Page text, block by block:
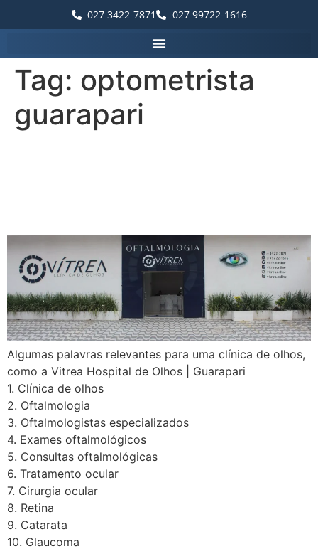
027 3422-7871 027 99722-1616
Tag: optometrista
guarapari
Algumas palavras relevantes para uma clínica de olhos,
como a Vitrea Hospital de Olhos | Guarapari
1. Clínica de olhos
2. Oftalmologia
3. Oftalmologistas especializados
4. Exames oftalmológicos
5. Consultas oftalmológicas
6. Tratamento ocular
7. Cirurgia ocular
8. Retina
9. Catarata
10. Glaucoma